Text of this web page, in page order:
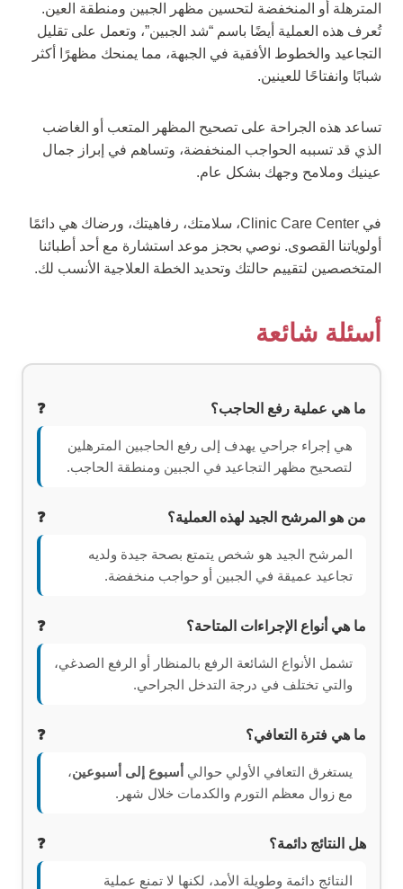
المترهلة أو المنخفضة لتحسين مظهر الجبين ومنطقة العين.
تُعرف هذه العملية أيضًا باسم “شد الجبين”، وتعمل على تقليل
التجاعيد والخطوط الأفقية في الجبهة، مما يمنحك مظهرًا أكثر
شبابًا وانفتاحًا للعينين.
تساعد هذه الجراحة على تصحيح المظهر المتعب أو الغاضب
الذي قد تسببه الحواجب المنخفضة، وتساهم في إبراز جمال
عينيك وملامح وجهك بشكل عام.
في Clinic Care Center، سلامتك، رفاهيتك، ورضاك هي دائمًا
أولوياتنا القصوى. نوصي بحجز موعد استشارة مع أحد أطبائنا
المتخصصين لتقييم حالتك وتحديد الخطة العلاجية الأنسب لك.
أسئلة شائعة
ما هي عملية رفع الحاجب؟
هي إجراء جراحي يهدف إلى رفع الحاجبين المترهلين
لتصحيح مظهر التجاعيد في الجبين ومنطقة الحاجب.
من هو المرشح الجيد لهذه العملية؟
المرشح الجيد هو شخص يتمتع بصحة جيدة ولديه
تجاعيد عميقة في الجبين أو حواجب منخفضة.
ما هي أنواع الإجراءات المتاحة؟
تشمل الأنواع الشائعة الرفع بالمنظار أو الرفع الصدغي،
والتي تختلف في درجة التدخل الجراحي.
ما هي فترة التعافي؟
يستغرق التعافي الأولي حوالي أسبوع إلى أسبوعين،
مع زوال معظم التورم والكدمات خلال شهر.
هل النتائج دائمة؟
النتائج دائمة وطويلة الأمد، لكنها لا تمنع عملية